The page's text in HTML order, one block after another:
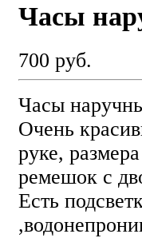
Часы
700 руб.
Часы
Очень
руке,
ремешок с
Есть